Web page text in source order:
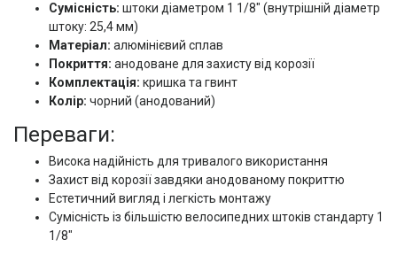
Сумісність: штоки діаметром 1 1/8" (внутрішній діаметр
штоку: 25,4 мм)
Матеріал: алюмінієвий сплав
Покриття: анодоване для захисту від корозії
Комплектація: кришка та гвинт
Колір: чорний (анодований)
Переваги:
Висока надійність для тривалого використання
Захист від корозії завдяки анодованому покриттю
Естетичний вигляд і легкість монтажу
Сумісність із більшістю велосипедних штоків стандарту 1
1/8"